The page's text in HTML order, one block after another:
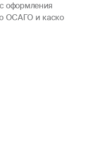
оформления
ОСАГО и каско